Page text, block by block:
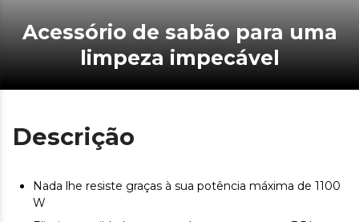
Acessório de sabão para uma
limpeza impecável
Descrição
Nada lhe resiste graças à sua potência máxima de 1100
W